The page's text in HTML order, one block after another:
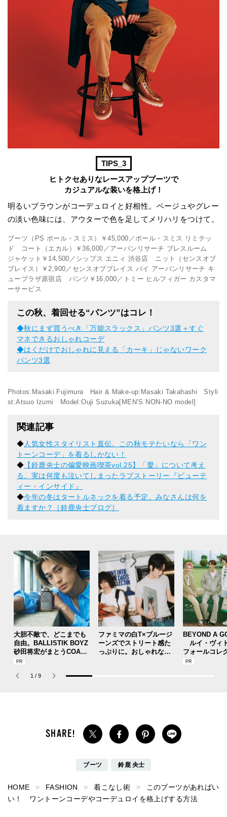
TIPS_3
ヒトクセありなレースアップブーツで
カジュアルな装いを格上げ！
明るいブラウンがコーデュロイと好相性。ベージュやグレー
の淡い色味には、アウターで色を足してメリハリをつけて。
ブーツ（PS ポール・スミス）￥45,000／ポール・スミス リミテッ
ド コート（エカル）￥36,000／アーバンリサーチ プレスルーム
ジャケット￥14,500／シップス エニィ 渋谷店 ニット（センスオブ
プレイス）￥2,900／センスオブプレイス バイ アーバンリサーチ キ
ュープラザ原宿店 パンツ￥16,000／トミー ヒルフィガー カスタマ
ーサービス
この秋、着回せる“パンツ”はコレ！
◆秋にまず買うべき「万能スラックス」パンツ3選＋すぐ
マネできるおしゃれコーデ
◆はくだけでおしゃれに見える「カーキ」じゃないワーク
パンツ3選
Photos:Masaki Fujimura Hair & Make-up:Masaki Takahashi Styli
st:Atsuo Izumi Model:Ouji Suzuka[MEN’S NON-NO model]
関連記事
◆人気女性スタイリスト直伝。この秋モテたいなら「ワン
トーンコーデ」を着るしかない！
◆ 【鈴鹿央士の偏愛映画喫茶vol.25】「愛」について考え
る。実は何度も泣いてしまったラブストーリー『ビューテ
ィー・インサイド』
◆今年の冬はタートルネックを着る予定。みなさんは何を
着ますか？［鈴鹿央士ブログ］
大胆不敵で、どこまでも
自由。BALLISTIK BOYZ
砂田将宏がまとうCOACH
の新作フレグランス「コ
パルファム」
ファミマの白T×ブルージ
ーンズでストリート感た
っぷりに。おしゃれな人
BEYOND A
ルイ・ヴィ
フォールコレ
描くプレッピ
1 / 9
ブーツ 鈴鹿 央士
HOME FASHION 着こなし術
このブーツがあればい
い！ ワントーンコーデやコーデュロイを格上げする方法